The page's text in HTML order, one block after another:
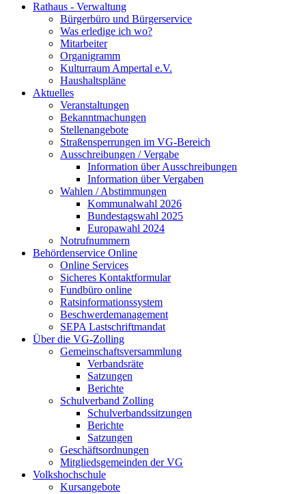
Rathaus - Verwaltung
Bürgerbüro und Bürgerservice
Was erledige ich wo?
Mitarbeiter
Organigramm
Kulturraum Ampertal e.V.
Haushaltspläne
Aktuelles
Veranstaltungen
Bekanntmachungen
Stellenangebote
Straßensperrungen im VG-Bereich
Ausschreibungen / Vergabe
Information über Ausschreibungen
Information über Vergaben
Wahlen / Abstimmungen
Kommunalwahl 2026
Bundestagswahl 2025
Europawahl 2024
Notrufnummern
Behördenservice Online
Online Services
Sicheres Kontaktformular
Fundbüro online
Ratsinformationssystem
Beschwerdemanagement
SEPA Lastschriftmandat
Über die VG-Zolling
Gemeinschaftsversammlung
Verbandsräte
Satzungen
Berichte
Schulverband Zolling
Schulverbandssitzungen
Berichte
Satzungen
Geschäftsordnungen
Mitgliedsgemeinden der VG
Volkshochschule
Kursangebote